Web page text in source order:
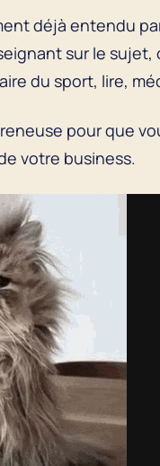
déjà entendu
sur le
du sport, lire,
pour que
votre business.